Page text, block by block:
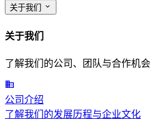
关于我们
关于我们
了解我们的公司、团队与合作机会
公司介绍
了解我们的发展历程与企业文化